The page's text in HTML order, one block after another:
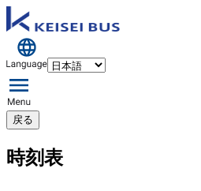
戻る
時刻表